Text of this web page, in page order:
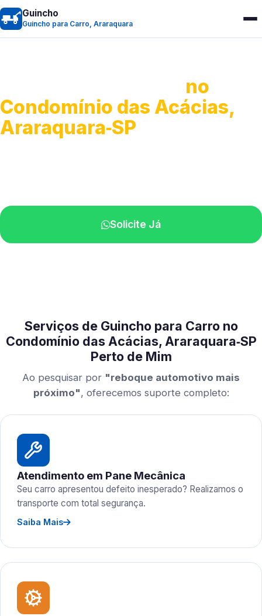
Guincho
Guincho para Carro, Araraquara
no
Condomínio das Acácias,
Araraquara‑SP
Solicite Já
Serviços de Guincho para Carro no
Condomínio das Acácias, Araraquara‑SP
Perto de Mim
Ao pesquisar por "reboque automotivo mais
próximo", oferecemos suporte completo:
Atendimento em Pane Mecânica
Seu carro apresentou defeito inesperado? Realizamos o
transporte com total segurança.
Saiba Mais